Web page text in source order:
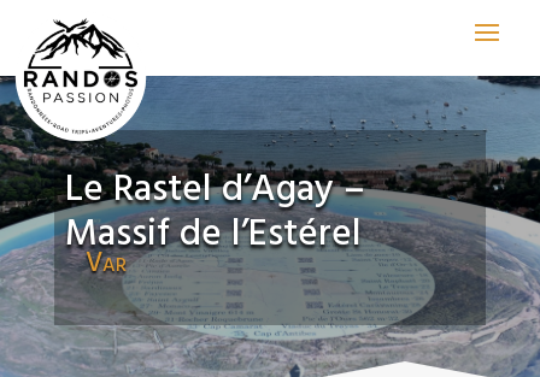
Le Rastel d’Agay –
Massif de l’Estérel
Var